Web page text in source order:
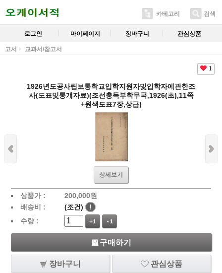
카테고리 검색
로그인 마이페이지 장바구니 관심상품
고서 교과서/참고서
1
1926년도공사립보통학교입학지원자및입학자에관한조
사(도표및통걔자료)(조선총독부학무국,1926(초),11쪽
+원색도표7장,상급)
상세보기
상품가 : 200,000원
배송비 :
(조건)
!
수량 :
+1 -1
구매하기
장바구니 관심상품